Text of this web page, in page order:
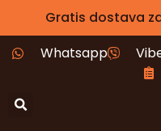
Gratis dostava
Whatsapp